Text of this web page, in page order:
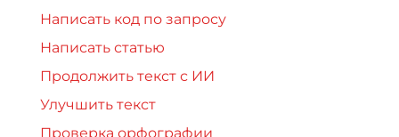
Написать код по запросу
Написать статью
Продолжить текст с ИИ
Улучшить текст
Проверка орфографии